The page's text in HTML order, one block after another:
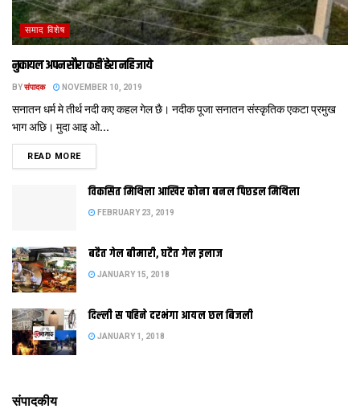
समाद विशेष
नुकायल अपन सौरा कहीं हेरा नहि जाये
BYसंपादक NOVEMBER 10, 2019
सनातन धर्म मे तीर्थ नदी कए कहल गेल छै। नदीक पूजा सनातन संस्‍कृतिक एकटा प्रमुख
भाग अछि। मुदा आइ ओ...
READ MOREDETAILS
विकसित मिथिला आखिर कोना बनल पिछडल मिथिला
FEBRUARY 23, 2019
बढैत गेल बीमारी, घटैत गेल इलाज
JANUARY 15, 2018
दिल्‍ली स पहिने दरभंगा आयल छल बिजली
JANUARY 1, 2018
संपादकीय